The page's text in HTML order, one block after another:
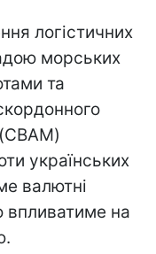
логістичних
морських
та
українських
валютні
впливатиме на